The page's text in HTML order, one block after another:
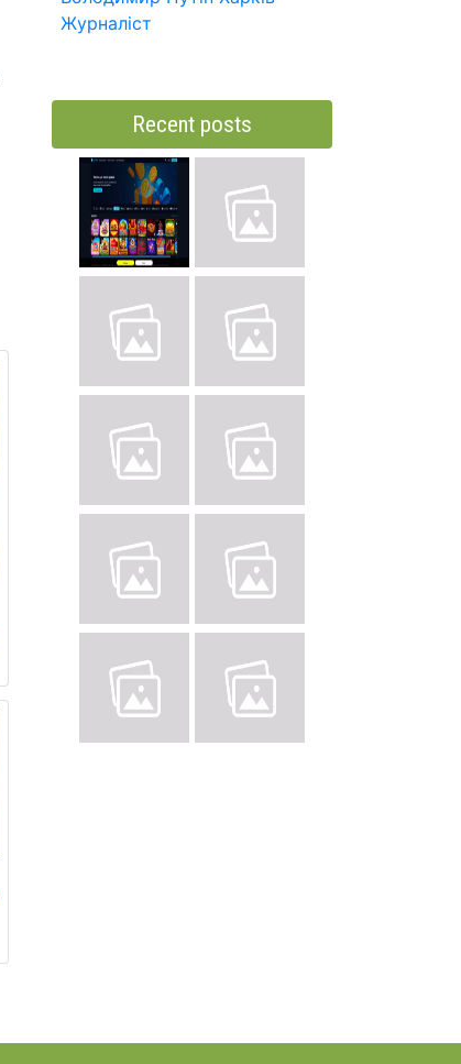
Журналіст
Recent posts